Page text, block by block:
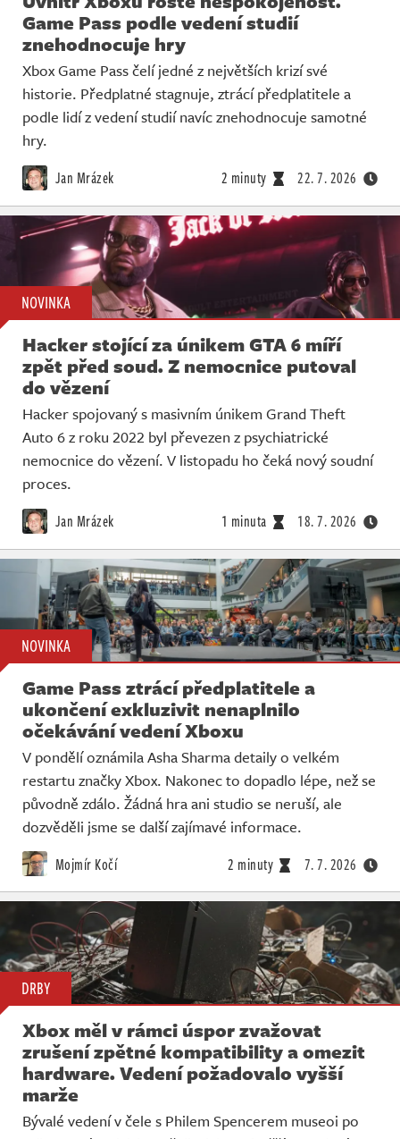
Game Pass podle vedení studií
znehodnocuje hry
Xbox Game Pass čelí jedné z největších krizí své
historie. Předplatné stagnuje, ztrácí předplatitele a
podle lidí z vedení studií navíc znehodnocuje samotné
hry.
Jan Mrázek 2 minuty 22. 7. 2026
NOVINKA
Hacker stojící za únikem GTA 6 míří
zpět před soud. Z nemocnice putoval
do vězení
Hacker spojovaný s masivním únikem Grand Theft
Auto 6 z roku 2022 byl převezen z psychiatrické
nemocnice do vězení. V listopadu ho čeká nový soudní
proces.
Jan Mrázek 1 minuta 18. 7. 2026
NOVINKA
Game Pass ztrácí předplatitele a
ukončení exkluzivit nenaplnilo
očekávání vedení Xboxu
V pondělí oznámila Asha Sharma detaily o velkém
restartu značky Xbox. Nakonec to dopadlo lépe, než se
původně zdálo. Žádná hra ani studio se neruší, ale
dozvěděli jsme se další zajímavé informace.
Mojmír Kočí 2 minuty 7. 7. 2026
DRBY
Xbox měl v rámci úspor zvažovat
zrušení zpětné kompatibility a omezit
hardware. Vedení požadovalo vyšší
marže
Bývalé vedení v čele s Philem Spencerem museoi po